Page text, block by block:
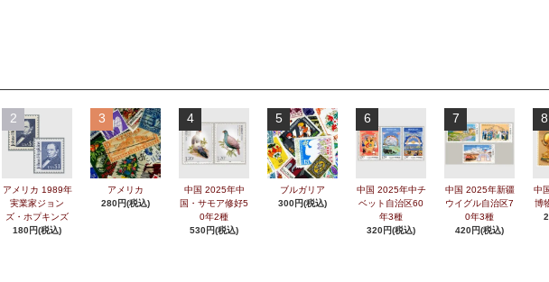
2
アメリカ 1989年
実業家ジョン
ズ・ホプキンズ
180円(税込)
3
アメリカ
280円(税込)
4
中国 2025年中
国・サモア修好5
0年2種
530円(税込)
5
ブルガリア
300円(税込)
6
中国 2025年中チ
ベット自治区60
年3種
320円(税込)
7
中国 2025年新疆
ウイグル自治区7
0年3種
420円(税込)
8
中
博